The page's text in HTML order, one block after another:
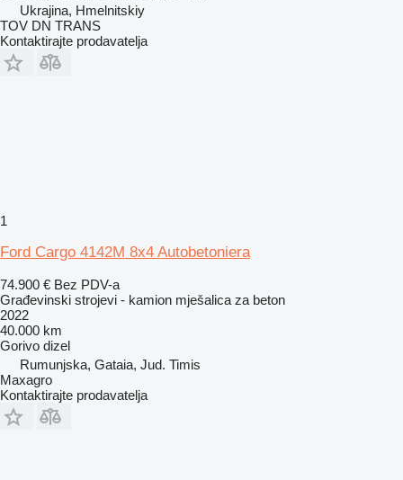
Ukrajina, Hmelnitskiy
TOV DN TRANS
Kontaktirajte prodavatelja
1
Ford Cargo 4142M 8x4 Autobetoniera
74.900 € Bez PDV-a
Građevinski strojevi - kamion mješalica za beton
2022
40.000 km
Gorivo dizel
Rumunjska, Gataia, Jud. Timis
Maxagro
Kontaktirajte prodavatelja